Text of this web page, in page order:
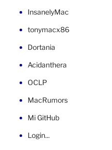
InsanelyMac
tonymacx86
Dortania
Acidanthera
OCLP
MacRumors
Mi GitHub
Login...